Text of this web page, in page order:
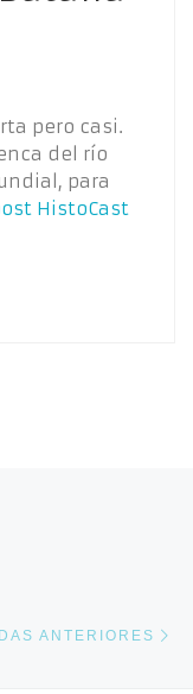
pero casi.
del río
para
HistoCast
ANTERIORES